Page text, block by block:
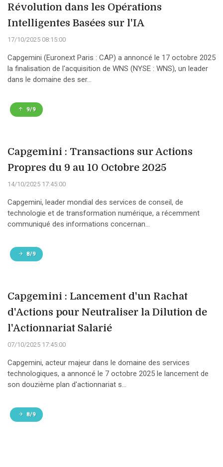
Révolution dans les Opérations
Intelligentes Basées sur l'IA
17/10/2025 08:15:00
Capgemini (Euronext Paris : CAP) a annoncé le 17 octobre 2025
la finalisation de l'acquisition de WNS (NYSE : WNS), un leader
dans le domaine des ser...
9/9
Capgemini : Transactions sur Actions
Propres du 9 au 10 Octobre 2025
14/10/2025 17:45:00
Capgemini, leader mondial des services de conseil, de
technologie et de transformation numérique, a récemment
communiqué des informations concernan...
8/9
Capgemini : Lancement d'un Rachat
d'Actions pour Neutraliser la Dilution de
l'Actionnariat Salarié
07/10/2025 17:45:00
Capgemini, acteur majeur dans le domaine des services
technologiques, a annoncé le 7 octobre 2025 le lancement de
son douzième plan d'actionnariat s...
8/9